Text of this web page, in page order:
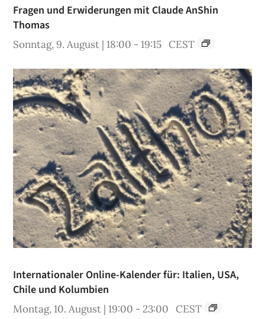
Fragen und Erwiderungen mit Claude AnShin
Thomas
Sonntag, 9. August | 18:00 -19:15 CEST
Internationaler Online-Kalender für: Italien, USA,
Chile und Kolumbien
Montag, 10. August | 19:00 -23:00 CEST